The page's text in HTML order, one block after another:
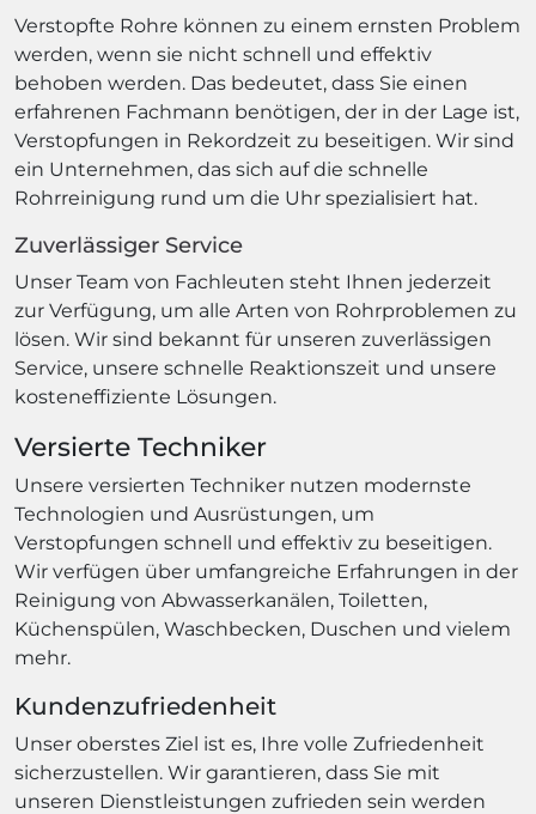
Verstopfte Rohre können zu einem ernsten Problem
werden, wenn sie nicht schnell und effektiv
behoben werden. Das bedeutet, dass Sie einen
erfahrenen Fachmann benötigen, der in der Lage ist,
Verstopfungen in Rekordzeit zu beseitigen. Wir sind
ein Unternehmen, das sich auf die schnelle
Rohrreinigung rund um die Uhr spezialisiert hat.
Zuverlässiger Service
Unser Team von Fachleuten steht Ihnen jederzeit
zur Verfügung, um alle Arten von Rohrproblemen zu
lösen. Wir sind bekannt für unseren zuverlässigen
Service, unsere schnelle Reaktionszeit und unsere
kosteneffiziente Lösungen.
Versierte Techniker
Unsere versierten Techniker nutzen modernste
Technologien und Ausrüstungen, um
Verstopfungen schnell und effektiv zu beseitigen.
Wir verfügen über umfangreiche Erfahrungen in der
Reinigung von Abwasserkanälen, Toiletten,
Küchenspülen, Waschbecken, Duschen und vielem
mehr.
Kundenzufriedenheit
Unser oberstes Ziel ist es, Ihre volle Zufriedenheit
sicherzustellen. Wir garantieren, dass Sie mit
unseren Dienstleistungen zufrieden sein werden